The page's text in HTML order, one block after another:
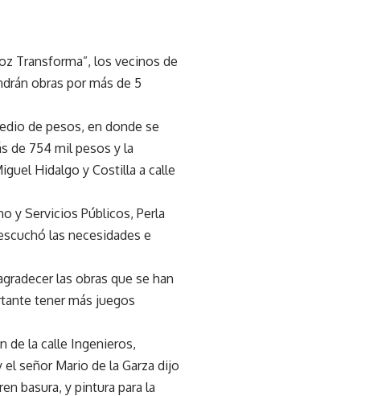
Transforma”, los vecinos de
obras por más de 5
de pesos, en donde se
de 754 mil pesos y la
Hidalgo y Costilla a calle
y Servicios Públicos, Perla
las necesidades e
las obras que se han
tener más juegos
de la calle Ingenieros,
señor Mario de la Garza dijo
basura, y pintura para la